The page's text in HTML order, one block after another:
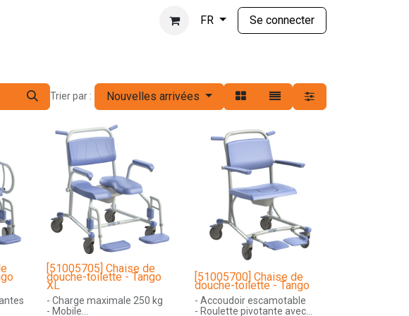
FR Se connecter
Trier par : Nouvelles arrivées
[51005705] Chaise de
douche-toilette - Tango
XL
- Charge maximale 250 kg
- Mobile
[51005700] Chaise de
douche-toilette - Tango
- Accoudoir escamotable
- Roulette pivotante avec